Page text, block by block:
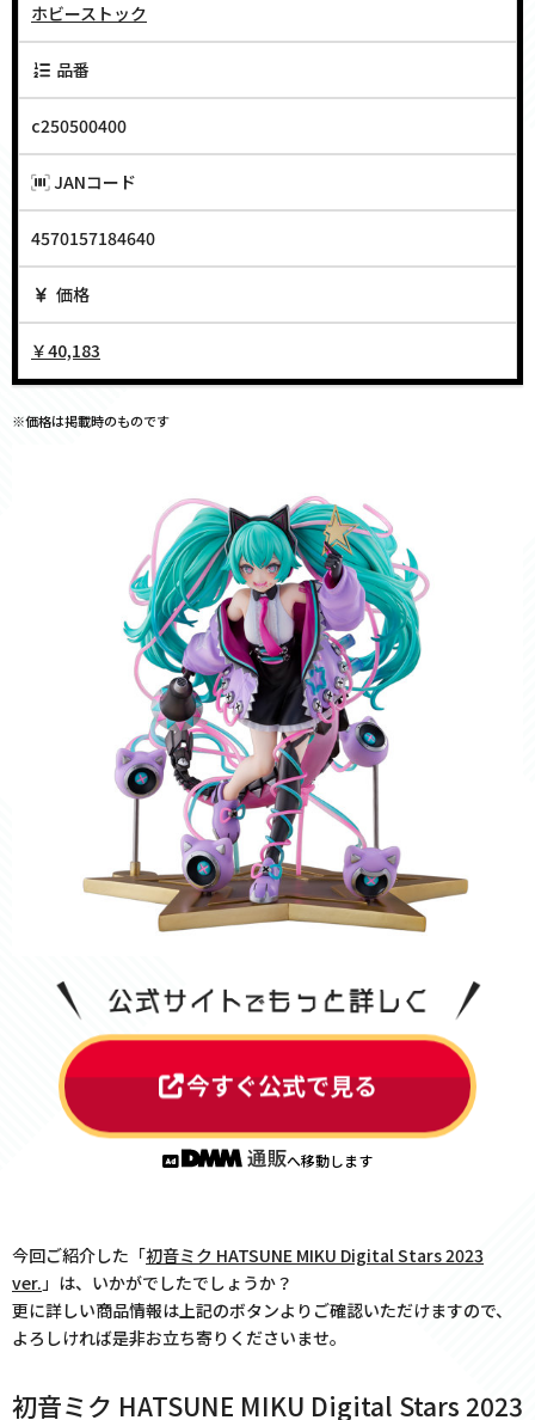
ホビーストック
品番
c250500400
JANコード
4570157184640
価格
￥40,183
※価格は掲載時のものです
今すぐ公式で見る
へ移動します
今回ご紹介した「初音ミク HATSUNE MIKU Digital Stars 2023
ver.」は、いかがでしたでしょうか？
更に詳しい商品情報は上記のボタンよりご確認いただけますので、
よろしければ是非お立ち寄りくださいませ。
初音ミク HATSUNE MIKU Digital Stars 2023